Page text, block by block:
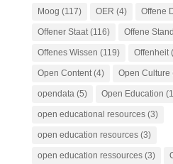
Moog (117) OER (4) Offene
Offener Staat(116) Offene
Offenes Wissen (119) Offenheit
Open Content(4) Open Culture
opendata(5) Open Education
open educational resources(3)
open education resources(3)
open education ressources(3)